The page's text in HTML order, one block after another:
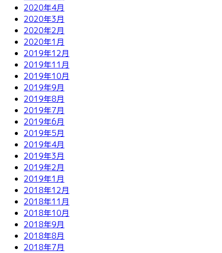
2020年4月
2020年3月
2020年2月
2020年1月
2019年12月
2019年11月
2019年10月
2019年9月
2019年8月
2019年7月
2019年6月
2019年5月
2019年4月
2019年3月
2019年2月
2019年1月
2018年12月
2018年11月
2018年10月
2018年9月
2018年8月
2018年7月